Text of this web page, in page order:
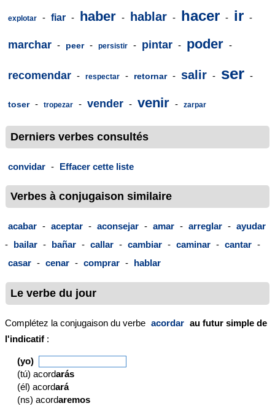
explotar - fiar - haber - hablar - hacer - ir -
marchar - peer - persistir - pintar - poder -
recomendar - respectar - retornar - salir - ser -
toser - tropezar - vender - venir - zarpar
Derniers verbes consultés
convidar - Effacer cette liste
Verbes à conjugaison similaire
acabar - aceptar - aconsejar - amar - arreglar - ayudar
- bailar - bañar - callar - cambiar - caminar - cantar -
casar - cenar - comprar - hablar
Le verbe du jour
Complétez la conjugaison du verbe acordar au futur simple de
l'indicatif :
(yo)
(tú) acordarás
(él) acordará
(ns) acordaremos